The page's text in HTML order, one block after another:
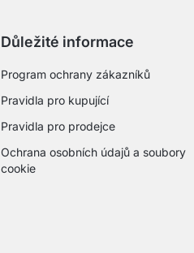
Důležité informace
Program ochrany zákazníků
Pravidla pro kupující
Pravidla pro prodejce
Ochrana osobních údajů a soubory
cookie